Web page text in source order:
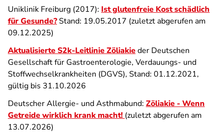
Uniklinik Freiburg (2017): Ist glutenfreie Kost schädlich
für Gesunde?Stand: 19.05.2017 (zuletzt abgerufen am
09.12.2025)
Aktualisierte S2k-Leitlinie Zöliakieder Deutschen
Gesellschaft für Gastroenterologie, Verdauungs- und
Stoffwechselkrankheiten (DGVS), Stand: 01.12.2021,
gültig bis 31.10.2026
Deutscher Allergie- und Asthmabund: Zöliakie - Wenn
Getreide wirklich krank macht! (zuletzt abgerufen am
13.07.2026)